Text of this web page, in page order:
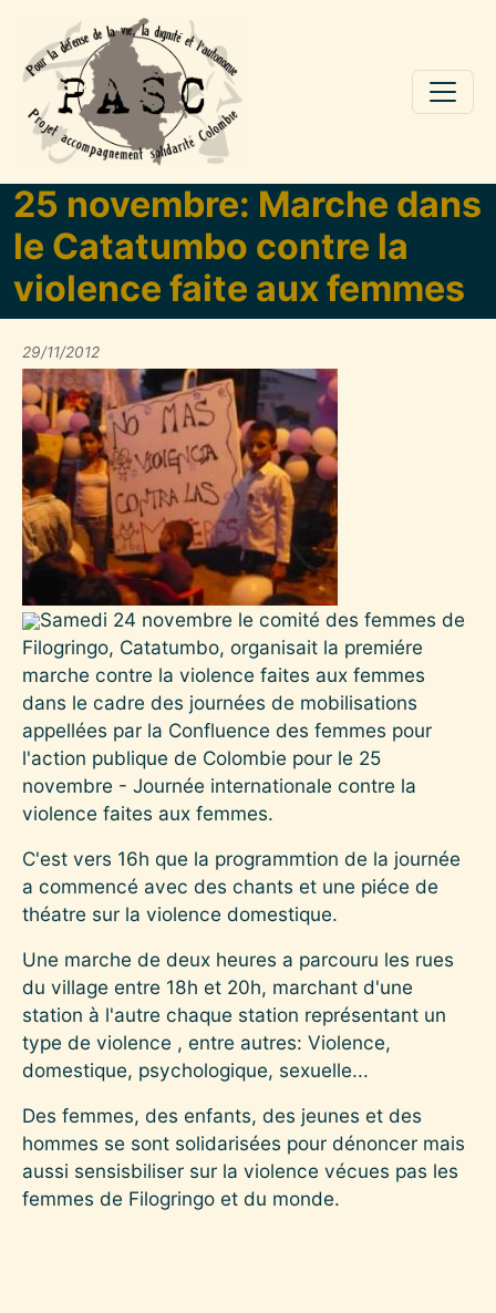
Aller au contenu principal
25 novembre: Marche dans
le Catatumbo contre la
violence faite aux femmes
29/11/2012
Samedi 24 novembre le comité des femmes de
Filogringo, Catatumbo, organisait la premiére
marche contre la violence faites aux femmes
dans le cadre des journées de mobilisations
appellées par la Confluence des femmes pour
l'action publique de Colombie pour le 25
novembre - Journée internationale contre la
violence faites aux femmes.
C'est vers 16h que la programmtion de la journée
a commencé avec des chants et une piéce de
théatre sur la violence domestique.
Une marche de deux heures a parcouru les rues
du village entre 18h et 20h, marchant d'une
station à l'autre chaque station représentant un
type de violence , entre autres: Violence,
domestique, psychologique, sexuelle...
Des femmes, des enfants, des jeunes et des
hommes se sont solidarisées pour dénoncer mais
aussi sensisbiliser sur la violence vécues pas les
femmes de Filogringo et du monde.